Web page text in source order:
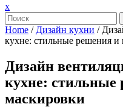
xЗакрыть
меню
Home / Дизайн кухни /
кухне: стильные решения и
Дизайн
кухне:
маскировки